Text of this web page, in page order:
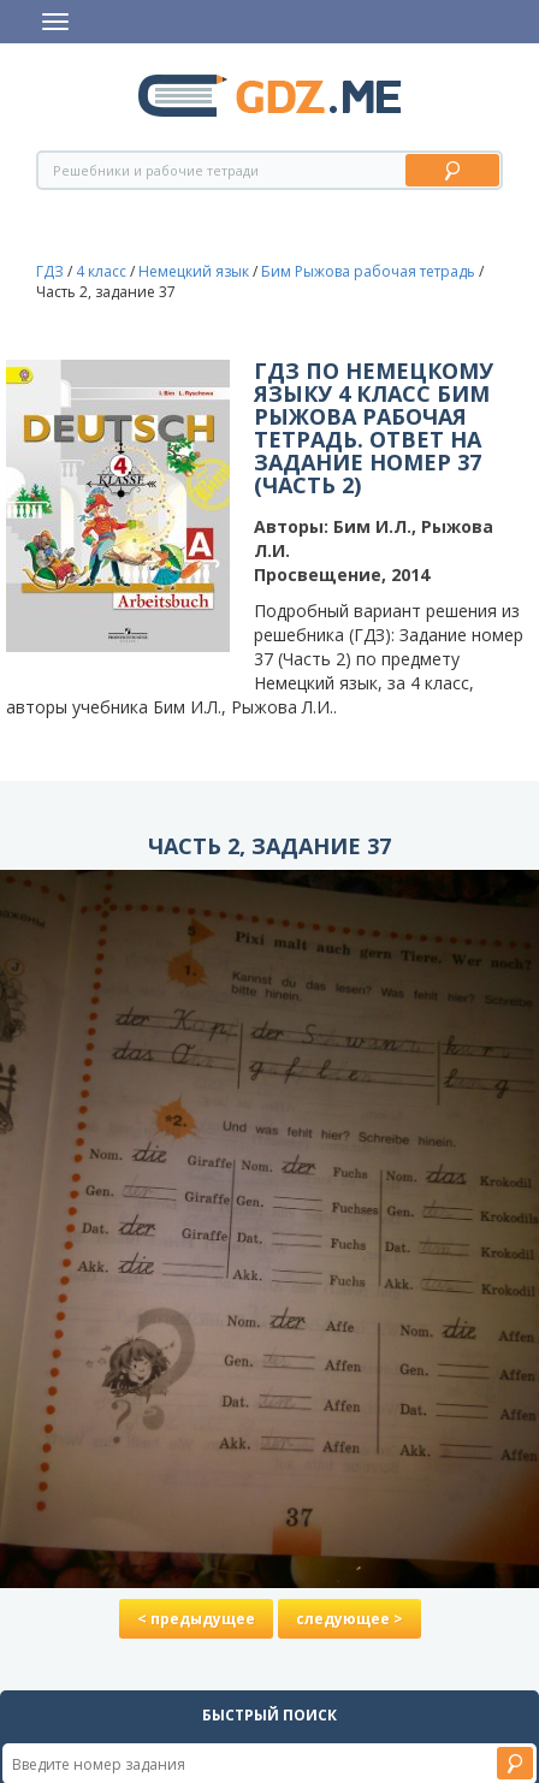
ГДЗ / 4 класс/ Немецкий язык/ Бим Рыжова рабочая тетрадь /
Часть 2, задание 37
ГДЗ ПО НЕМЕЦКОМУ
ЯЗЫКУ 4 КЛАСС БИМ
РЫЖОВА РАБОЧАЯ
ТЕТРАДЬ. ОТВЕТ НА
ЗАДАНИЕ НОМЕР 37
(ЧАСТЬ 2)
Авторы: Бим И.Л., Рыжова
Л.И.
Просвещение, 2014
Подробный вариант решения из
решебника (ГДЗ): Задание номер
37 (Часть 2) по предмету
Немецкий язык, за 4 класс,
авторы учебника Бим И.Л., Рыжова Л.И..
ЧАСТЬ 2, ЗАДАНИЕ 37
< предыдущее следующее >
БЫСТРЫЙ ПОИСК